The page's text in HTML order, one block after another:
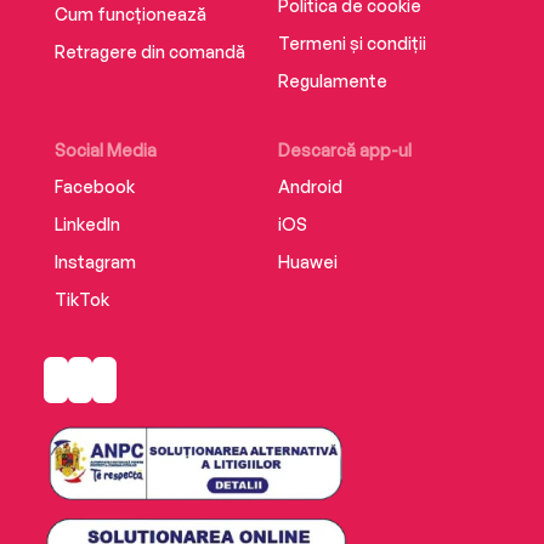
Cum funcționează
Retragere din comandă
Social Media
Facebook
LinkedIn
Instagram
TikTok
Descarcă app-ul
Android
iOS
Huawei
Politica de cookie
Termeni și condiții
Regulamente